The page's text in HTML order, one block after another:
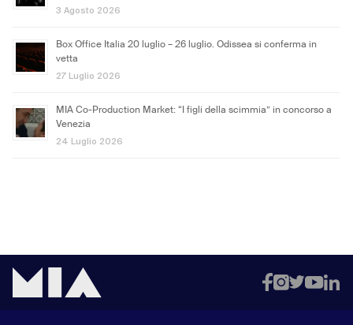
3 Agosto 2026
Box Office Italia 20 luglio – 26 luglio. Odissea si conferma in
vetta
27 Luglio 2026
MIA Co-Production Market: “I figli della scimmia” in concorso a
Venezia
24 Luglio 2026